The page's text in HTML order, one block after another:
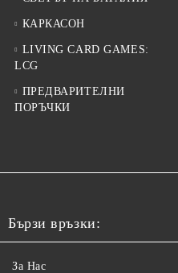
КАРКАСОН
LIVING CARD GAMES:
LCG
ПРЕДВАРИТЕЛНИ
ПОРЪЧКИ
Бързи връзки:
За Нас